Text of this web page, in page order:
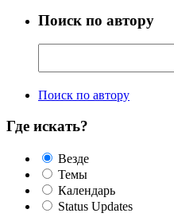
Поиск по автору
Поиск по автору
Где искать?
Везде
Темы
Календарь
Status Updates